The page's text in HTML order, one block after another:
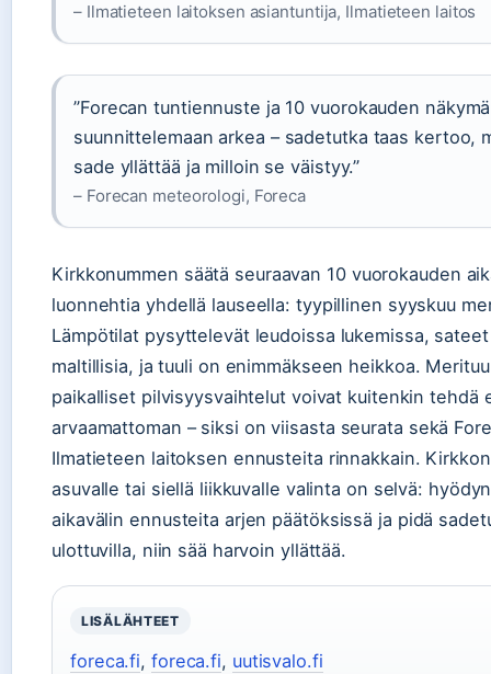
– Ilmatieteen laitoksen asiantuntija, Ilmatieteen laitos
”Forecan tuntiennuste ja 10 vuorokauden
suunnittelemaan arkea – sadetutka taas kertoo,
sade yllättää ja milloin se väistyy.”
– Forecan meteorologi, Foreca
Kirkkonummen säätä seuraavan 10 vuorokauden
luonnehtia yhdellä lauseella: tyypillinen syyskuu
Lämpötilat pysyttelevät leudoissa lukemissa,
maltillisia, ja tuuli on enimmäkseen heikkoa.
paikalliset pilvisyysvaihtelut voivat kuitenkin tehdä
arvaamattoman – siksi on viisasta seurata sekä
Ilmatieteen laitoksen ennusteita rinnakkain.
asuvalle tai siellä liikkuvalle valinta on selvä:
aikavälin ennusteita arjen päätöksissä ja pidä
ulottuvilla, niin sää harvoin yllättää.
LISÄLÄHTEET
foreca.fi, foreca.fi, uutisvalo.fi